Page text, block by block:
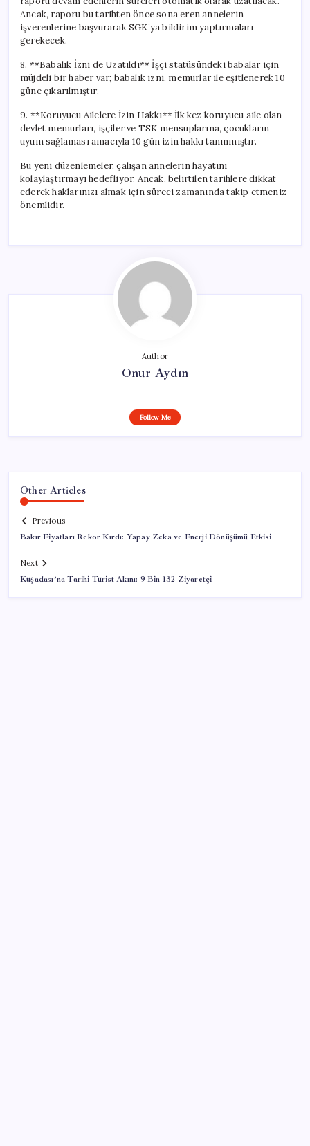
Ancak, raporu bu tarihten önce sona eren annelerin
işverenlerine başvurarak SGK’ya bildirim yaptırmaları
gerekecek.
8. **Babalık İzni de Uzatıldı** İşçi statüsündeki babalar için
müjdeli bir haber var; babalık izni, memurlar ile eşitlenerek 10
güne çıkarılmıştır.
9. **Koruyucu Ailelere İzin Hakkı** İlk kez koruyucu aile olan
devlet memurları, işçiler ve TSK mensuplarına, çocukların
uyum sağlaması amacıyla 10 gün izin hakkı tanınmıştır.
Bu yeni düzenlemeler, çalışan annelerin hayatını
kolaylaştırmayı hedefliyor. Ancak, belirtilen tarihlere dikkat
ederek haklarınızı almak için süreci zamanında takip etmeniz
önemlidir.
Author
Onur Aydın
Follow Me
Other Articles
Previous
Bakır Fiyatları Rekor Kırdı: Yapay Zeka ve Enerji Dönüşümü Etkisi
Next
Kuşadası’na Tarihi Turist Akını: 9 Bin 132 Ziyaretçi